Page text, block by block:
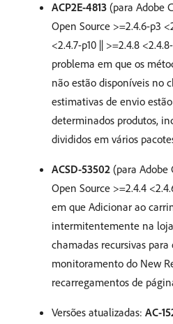
ACP2E-4813 (para Adobe
Open Source >=2.4.6-p3
<2.4.7-p10 || >=2.4.8
problema em que os
não estão disponíveis no
estimativas de envio
determinados produtos,
divididos em vários
ACSD-53502 (para Adobe
Open Source >=2.4.4
em que Adicionar ao
intermitentemente na
chamadas recursivas para
monitoramento do New
recarregamentos de
Versões atualizadas: AC-